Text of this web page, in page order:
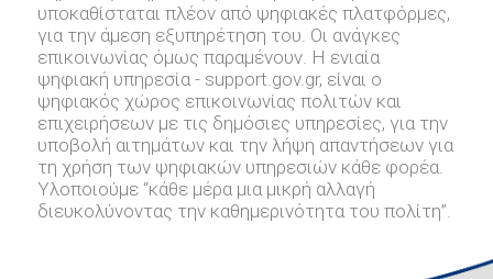
υποκαθίσταται πλέον από ψηφιακές πλατφόρμες,
για την άμεση εξυπηρέτηση του. Οι ανάγκες
επικοινωνίας όμως παραμένουν. Η ενιαία
ψηφιακή υπηρεσία - support.gov.gr, είναι ο
ψηφιακός χώρος επικοινωνίας πολιτών και
επιχειρήσεων με τις δημόσιες υπηρεσίες, για την
υποβολή αιτημάτων και την λήψη απαντήσεων για
τη χρήση των ψηφιακών υπηρεσιών κάθε φορέα.
Υλοποιούμε “κάθε μέρα μια μικρή αλλαγή
διευκολύνοντας την καθημερινότητα του πολίτη”.